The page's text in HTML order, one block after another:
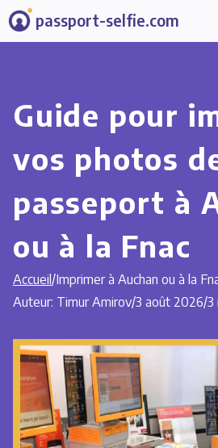
passport-selfie.com
Guide pour
vos photos
passeport à
ou à la Fnac
Accueil /Imprimer à Auchan ou à la
Auteur: Timur Amirov/3 août 2026/3